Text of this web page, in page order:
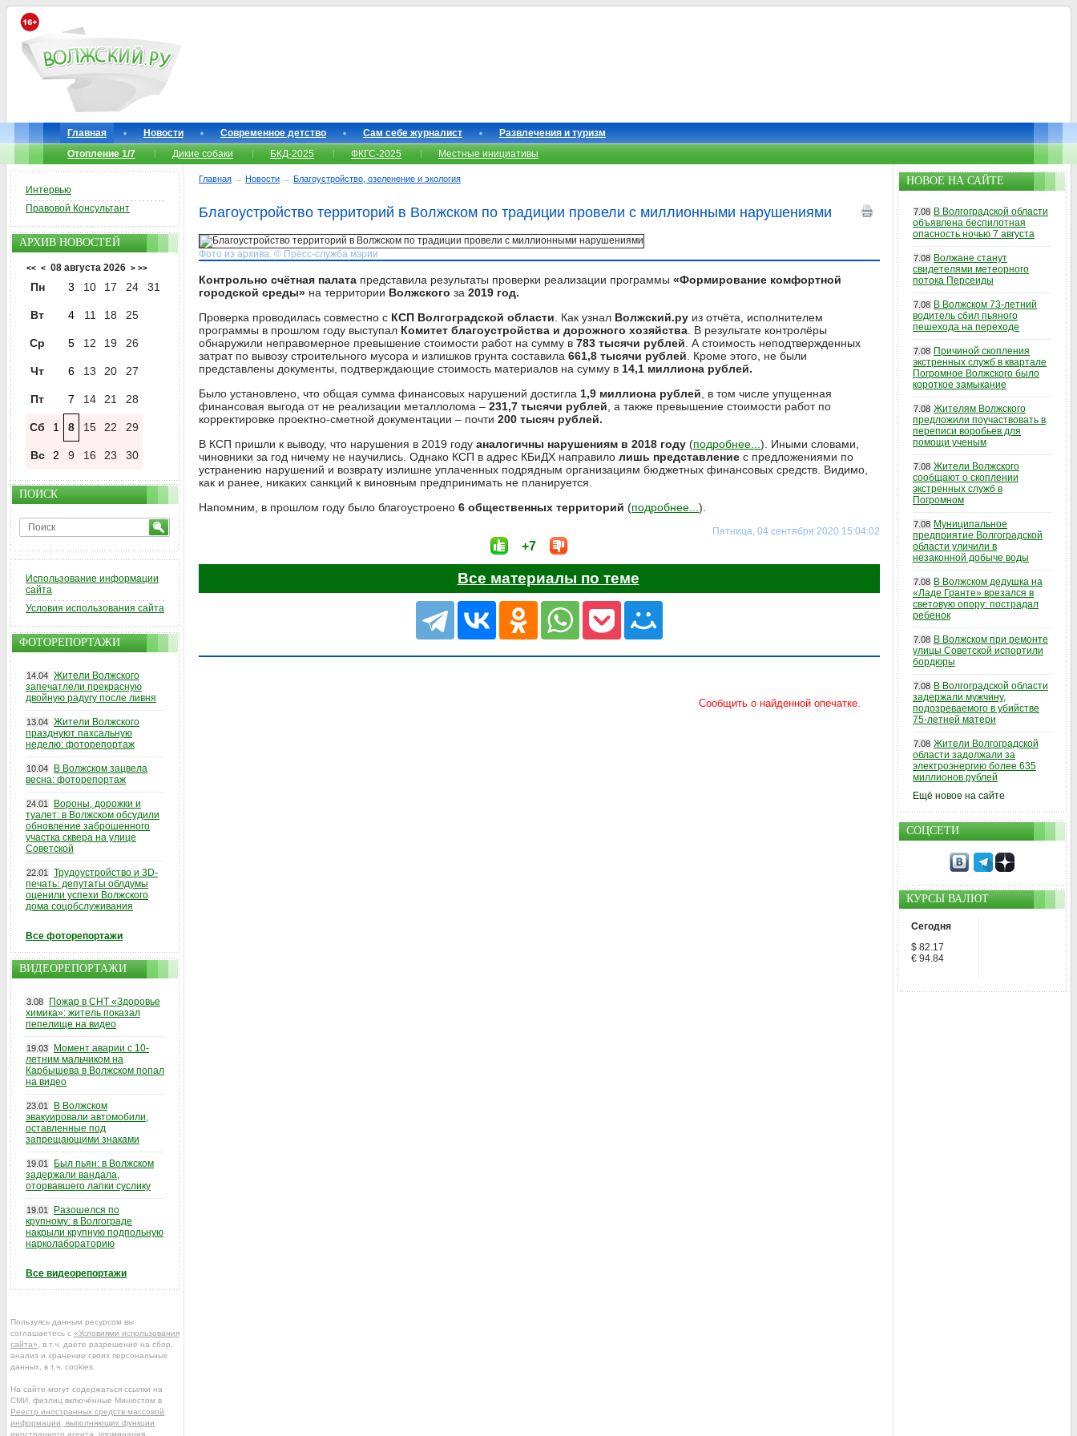
Главная Новости Современное детство Сам себе журналист
Развлечения и туризм
Отопление 1/7
Дикие собаки БКД-2025 ФКГС-2025 Местные инициативы
Главная → Новости → Благоустройство, озеленение и экология
Благоустройство территорий в Волжском по традиции провели с миллионными нарушениями
Фото из архива. © Пресс-служба мэрии
Контрольно счётная палата представила результаты проверки реализации программы «Формирование комфортной
городской среды» на территории Волжского за 2019 год.
Проверка проводилась совместно с КСП Волгоградской области . Как узнал Волжский.ру из отчёта, исполнителем
программы в прошлом году выступал Комитет благоустройства и дорожного хозяйства . В результате контролёры
обнаружили неправомерное превышение стоимости работ на сумму в 783 тысячи рублей . А стоимость неподтвержденных
затрат по вывозу строительного мусора и излишков грунта составила 661,8 тысячи рублей . Кроме этого, не были
представлены документы, подтверждающие стоимость материалов на сумму в 14,1 миллиона рублей.
Было установлено, что общая сумма финансовых нарушений достигла 1,9 миллиона рублей , в том числе упущенная
финансовая выгода от не реализации металлолома – 231,7 тысячи рублей , а также превышение стоимости работ по
корректировке проектно-сметной документации – почти 200 тысяч рублей.
В КСП пришли к выводу, что нарушения в 2019 году аналогичны нарушениям в 2018 году (подробнее... ). Иными словами,
чиновники за год ничему не научились. Однако КСП в адрес КБиДХ направило лишь представление с предложениями по
устранению нарушений и возврату излишне уплаченных подрядным организациям бюджетных финансовых средств. Видимо,
как и ранее, никаких санкций к виновным предпринимать не планируется.
Напомним, в прошлом году было благоустроено 6 общественных территорий (подробнее... ).
Пятница, 04 сентября 2020 15:04:02
+7
Все материалы по теме
Интервью
Правовой Консультант
АРХИВ НОВОСТЕЙ
<< < 08 августа 2026 > >>
Пн 3 10 17 24 31
Вт 4 11 18 25
Ср 5 12 19 26
Чт 6 13 20 27
Пт 7 14 21 28
Сб 1 8 15 22 29
Вс 2 9 16 23 30
ПОИСК
Использование информации
сайта
Условия использования сайта
ФОТОРЕПОРТАЖИ
14.04 Жители Волжского
запечатлели прекрасную
двойную радугу после ливня
13.04 Жители Волжского
празднуют пахсальную
неделю: фоторепортаж
10.04
В Волжском зацвела
весна: фоторепортаж
24.01
Вороны, дорожки и
туалет: в Волжском обсудили
обновление заброшенного
участка сквера на улице
Советской
22.01
Трудоустройство и 3D-
печать: депутаты облдумы
оценили успехи Волжского
дома соцобслуживания
Все фоторепортажи
ВИДЕОРЕПОРТАЖИ
3.08
Пожар в СНТ «Здоровье
химика»: житель показал
пепелище на видео
19.03
Момент аварии с 10-
летним мальчиком на
Карбышева в Волжском попал
на видео
23.01
В Волжском
эвакуировали автомобили,
оставленные под
запрещающими знаками
19.01
Был пьян: в Волжском
задержали вандала,
оторвавшего лапки суслику
19.01
Разошелся по
крупному: в Волгограде
накрыли крупную подпольную
нарколабораторию
Все видеорепортажи
Пользуясь данным ресурсом вы
соглашаетесь с «Условиями использования
сайта» , в т.ч. даёте разрешение на сбор,
анализ и хранение своих персональных
данных, в т.ч. cookies.
На сайте могут содержаться ссылки на
СМИ, физлиц включённые Минюстом в
Реестр иностранных средств массовой
информации, выполняющих функции
иностранного агента , упоминания
НОВОЕ НА САЙТЕ
7.08 В Волгоградской области
объявлена беспилотная
опасность ночью 7 августа
7.08 Волжане станут
свидетелями метеорного
потока Персеиды
7.08 В Волжском 73-летний
водитель сбил пьяного
пешехода на переходе
7.08 Причиной скопления
экстренных служб в квартале
Погромное Волжского было
короткое замыкание
7.08 Жителям Волжского
предложили поучаствовать в
переписи воробьев для
помощи ученым
7.08 Жители Волжского
сообщают о скоплении
экстренных служб в
Погромном
7.08 Муниципальное
предприятие Волгоградской
области уличили в
незаконной добыче воды
7.08 В Волжском дедушка на
«Ладе Гранте» врезался в
световую опору: пострадал
ребенок
7.08 В Волжском при ремонте
улицы Советской испортили
бордюры
7.08 В Волгоградской области
задержали мужчину,
подозреваемого в убийстве
75-летней матери
7.08 Жители Волгоградской
области задолжали за
электроэнергию более 635
миллионов рублей
Ещё новое на сайте
СОЦСЕТИ
КУРСЫ ВАЛЮТ
Сегодня
$ 82.17
€ 94.84